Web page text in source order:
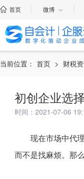
首页 微博
当前位置： 首页 > 财税
初创企业选
时间：2021-07-06
现在市场中代
而不是找麻烦。那